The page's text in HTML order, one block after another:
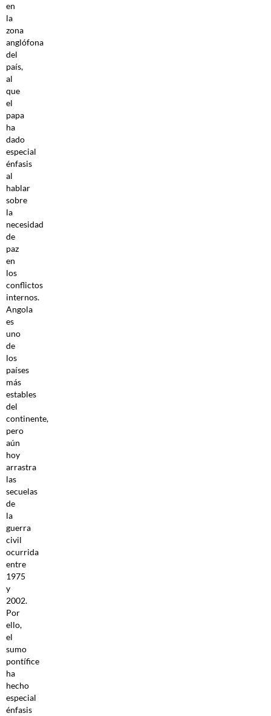
en
la
zona
anglófona
del
país,
al
que
el
papa
ha
dado
especial
énfasis
al
hablar
sobre
la
necesidad
de
paz
en
los
conflictos
internos.
Angola
es
uno
de
los
países
más
estables
del
continente,
pero
aún
hoy
arrastra
las
secuelas
de
la
guerra
civil
ocurrida
entre
1975
y
2002.
Por
ello,
el
sumo
pontífice
ha
hecho
especial
énfasis